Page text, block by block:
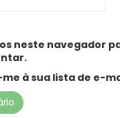
neste navegador
à sua lista de e-